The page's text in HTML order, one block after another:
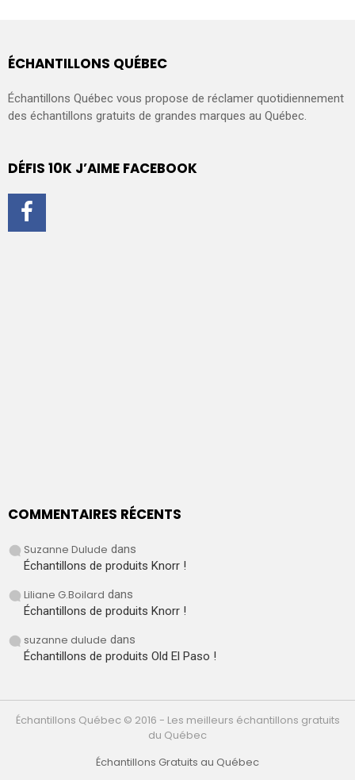
ÉCHANTILLONS QUÉBEC
Échantillons Québec vous propose de réclamer quotidiennement
des échantillons gratuits de grandes marques au Québec.
DÉFIS 10K J’AIME FACEBOOK
COMMENTAIRES RÉCENTS
Suzanne Dulude dans
Échantillons de produits Knorr !
Liliane G.Boilard dans
Échantillons de produits Knorr !
suzanne dulude dans
Échantillons de produits Old El Paso !
Échantillons Québec © 2016 - Les meilleurs échantillons gratuits
du Québec
Échantillons Gratuits au Québec